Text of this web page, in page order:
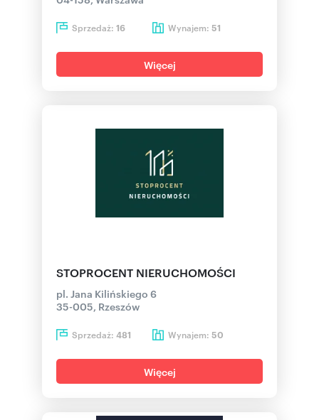
Sprzedaż: 16 Wynajem: 51
Więcej
STOPROCENT NIERUCHOMOŚCI
pl. Jana Kilińskiego 6
35-005, Rzeszów
Sprzedaż: 481 Wynajem: 50
Więcej